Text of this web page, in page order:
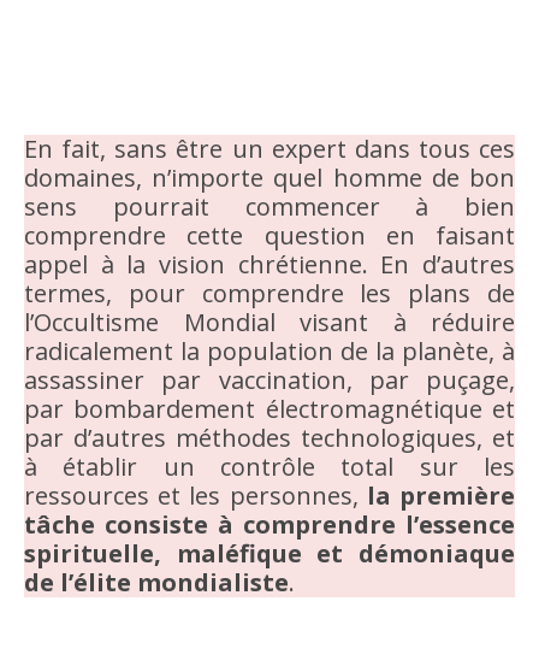
En fait, sans être un expert dans tous ces
domaines, n’importe quel homme de bon
sens pourrait commencer à bien
comprendre cette question en faisant
appel à la vision chrétienne. En d’autres
termes, pour comprendre les plans de
l’Occultisme Mondial visant à réduire
radicalement la population de la planète, à
assassiner par vaccination, par puçage,
par bombardement électromagnétique et
par d’autres méthodes technologiques, et
à établir un contrôle total sur les
ressources et les personnes, la première
tâche consiste à comprendre l’essence
spirituelle, maléfique et démoniaque
de l’élite mondialiste.